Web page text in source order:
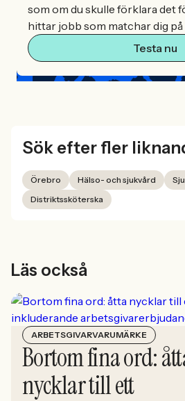
som om du skulle förklara det
hittar jobb som matchar dig
Testa nu
Sök efter fler
Örebro Hälso- och sjukvård
Distriktssköterska
Läs också
ARBETSGIVARVARUMÄRKE
Bortom fina ord:
nycklar till ett